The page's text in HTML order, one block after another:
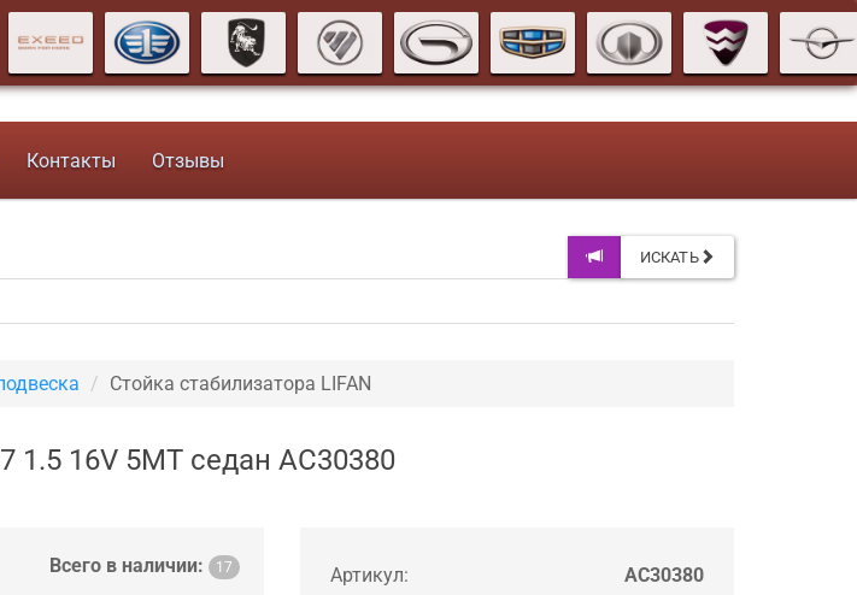
Контакты Отзывы
ИСКАТЬ
Стойка стабилизатора LIFAN
1.5 16V 5MT седан AC30380
Всего в наличии: 17 Артикул: AC30380